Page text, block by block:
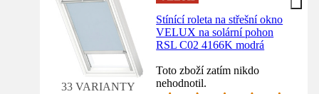
33 VARIANTY
Stínící roleta na střešní okno
VELUX na solární pohon
RSL C02 4166K modrá
Toto zboží zatím nikdo
nehodnotil.